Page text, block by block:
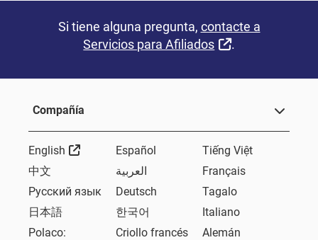
Si tiene alguna pregunta, contacte a
Servicios para Afiliados
External Link
.
Compañía
English External Link
Español
Tiếng Việt
中文
العربية
Français
Русский язык
Deutsch
Tagalo
日本語
한국어
Italiano
Polaco:
Criollo francés Alemán